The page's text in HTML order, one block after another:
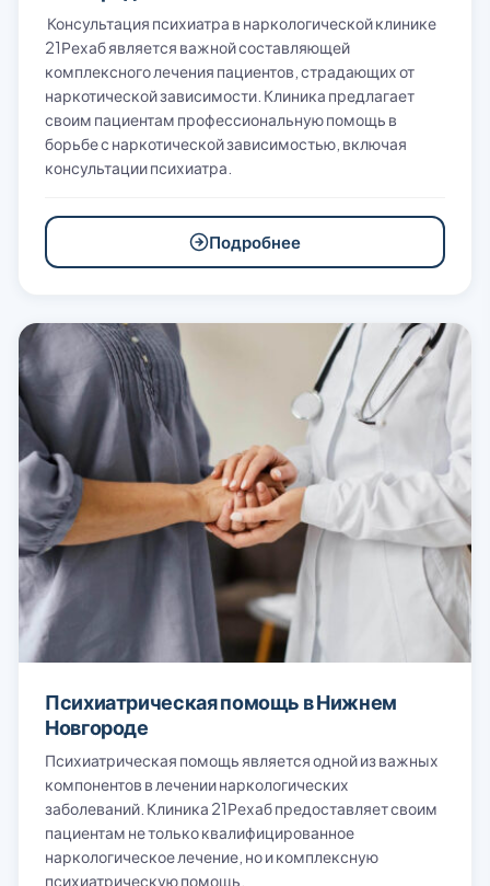
Консультация психиатра в наркологической клинике
21Рехаб является важной составляющей
комплексного лечения пациентов, страдающих от
наркотической зависимости. Клиника предлагает
своим пациентам профессиональную помощь в
борьбе с наркотической зависимостью, включая
консультации психиатра.
Подробнее
Психиатрическая помощь в Нижнем
Новгороде
Психиатрическая помощь является одной из важных
компонентов в лечении наркологических
заболеваний. Клиника 21Рехаб предоставляет своим
пациентам не только квалифицированное
наркологическое лечение, но и комплексную
психиатрическую помощь.